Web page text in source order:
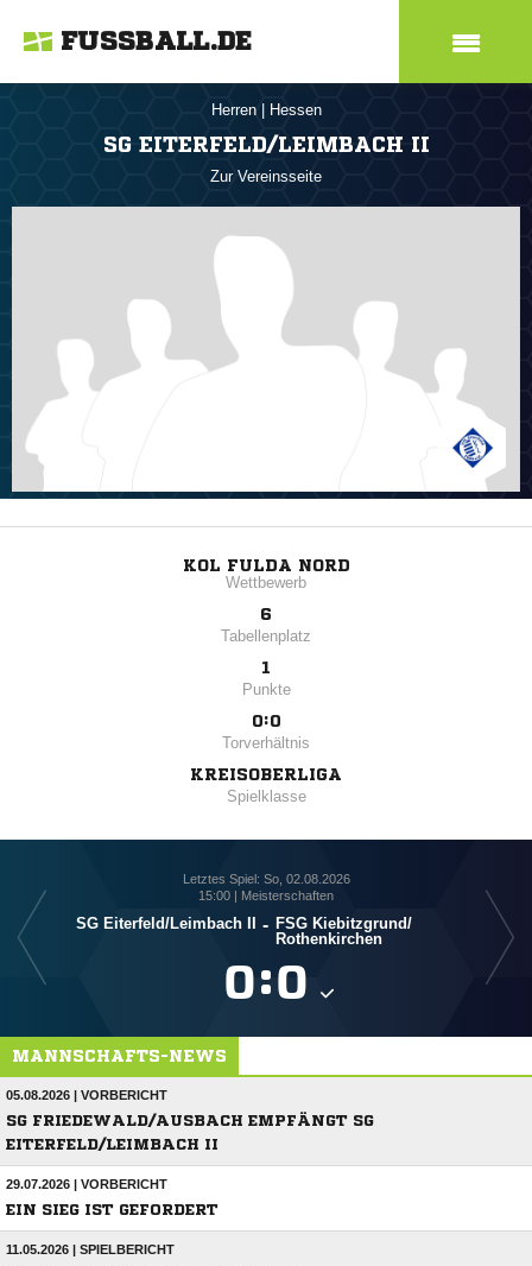
FUSSBALL.DE
Herren Hessen
SG EITERFELD/LEIMBACH II
Zur Vereinsseite
KOL FULDA NORD
Wettbewerb
6
Tabellenplatz
1
Punkte
0:0
Torverhältnis
KREISOBERLIGA
Spielklasse
Letztes Spiel: So, 02.08.2026
15:00 | Meisterschaften
SG Eiterfeld/​Leimbach II - FSG Kiebitzgrund/​
Rothenkirchen
:
MANNSCHAFTS-NEWS
05.08.2026 | VORBERICHT
SG FRIEDEWALD/AUSBACH EMPFÄNGT SG
EITERFELD/LEIMBACH II
29.07.2026 | VORBERICHT
EIN SIEG IST GEFORDERT
11.05.2026 | SPIELBERICHT